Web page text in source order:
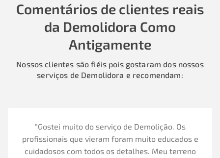
Comentários de clientes reais
da Demolidora Como
Antigamente
Nossos clientes são fiéis pois gostaram dos nossos
serviços de Demolidora e recomendam:
"Gostei muito do serviço de Demolição. Os
profissionais que vieram foram muito educados e
cuidadosos com todos os detalhes. Meu terreno